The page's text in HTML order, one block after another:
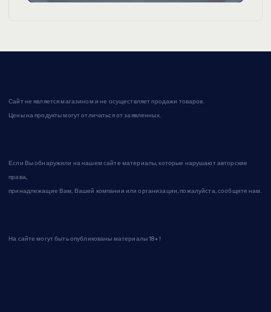
Сайт не является магазином и не осуществляет продажи товаров.
Цены на продукты могут отличаться от заявленных.
Если Вы обнаружили на нашем сайте материалы, которые нарушают авторские
права,
принадлежащие Вам, Вашей компании или организации, пожалуйста, сообщите нам.
На сайте могут быть опубликованы материалы 18+!